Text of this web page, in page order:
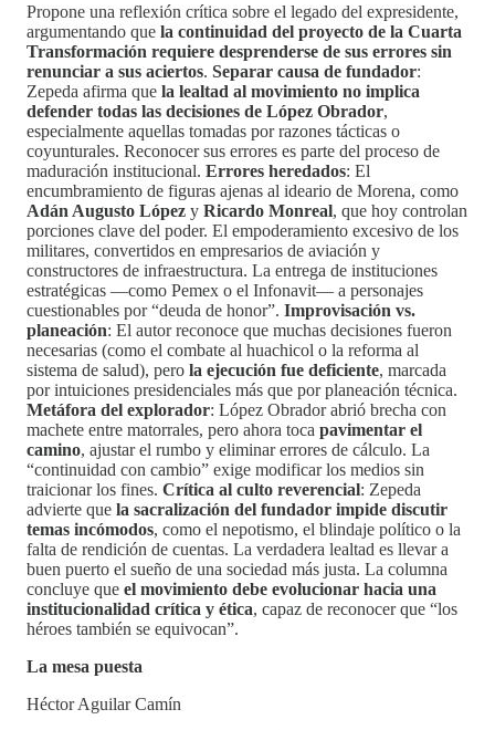
Propone una reflexión crítica sobre el legado del expresidente,
argumentando que la continuidad del proyecto de la Cuarta
Transformación requiere desprenderse de sus errores sin
renunciar a sus aciertos. Separar causa de fundador:
Zepeda afirma que la lealtad al movimiento no implica
defender todas las decisiones de López Obrador,
especialmente aquellas tomadas por razones tácticas o
coyunturales. Reconocer sus errores es parte del proceso de
maduración institucional. Errores heredados: El
encumbramiento de figuras ajenas al ideario de Morena, como
Adán Augusto López y Ricardo Monreal, que hoy controlan
porciones clave del poder. El empoderamiento excesivo de los
militares, convertidos en empresarios de aviación y
constructores de infraestructura. La entrega de instituciones
estratégicas —como Pemex o el Infonavit— a personajes
cuestionables por “deuda de honor”. Improvisación vs.
planeación: El autor reconoce que muchas decisiones fueron
necesarias (como el combate al huachicol o la reforma al
sistema de salud), pero la ejecución fue deficiente, marcada
por intuiciones presidenciales más que por planeación técnica.
Metáfora del explorador: López Obrador abrió brecha con
machete entre matorrales, pero ahora toca pavimentar el
camino, ajustar el rumbo y eliminar errores de cálculo. La
“continuidad con cambio” exige modificar los medios sin
traicionar los fines. Crítica al culto reverencial: Zepeda
advierte que la sacralización del fundador impide discutir
temas incómodos, como el nepotismo, el blindaje político o la
falta de rendición de cuentas. La verdadera lealtad es llevar a
buen puerto el sueño de una sociedad más justa. La columna
concluye que el movimiento debe evolucionar hacia una
institucionalidad crítica y ética, capaz de reconocer que “los
héroes también se equivocan”.
La mesa puesta
Héctor Aguilar Camín